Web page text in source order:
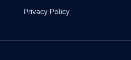
Privacy Policy